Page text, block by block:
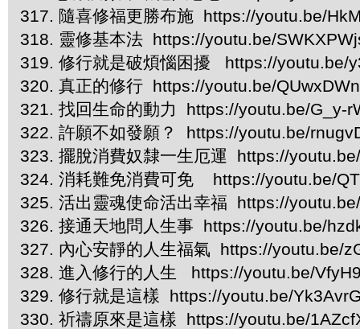
317. 隨喜修福更勝布施 https://youtu.be/
318. 靈修基本法 https://youtu.be/
319. 修行就是破煩惱困擾 https://youtu.be/
320. 真正的修行 https://youtu.be/
321. 找回生命的動力 https://youtu.be/G_y-
322. 許願不如發願？ https://youtu.be/
323. 擺脫消費奴隸一生厄運 https://
324. 消耗難免消費可免 https://youtu.be/
325. 活出靈魂使命活出幸福 https://
326. 接通天地問人生事 https://youtu.be/
327. 內心安靜的人生福氣 https://youtu.be/
328. 進入修行的人生 https://youtu.be/
329. 修行就是這樣 https://youtu.be/
330. 祈禱原來是這樣 https://youtu.be/